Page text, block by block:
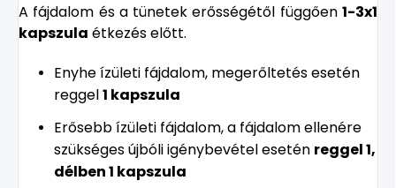
A fájdalom és a tünetek erősségétől függően 1-3x1
kapszula étkezés előtt.
Enyhe ízületi fájdalom, megerőltetés esetén
reggel1 kapszula
Erősebb ízületi fájdalom, a fájdalom ellenére
szükséges újbóli igénybevétel esetén reggel 1,
délben 1 kapszula